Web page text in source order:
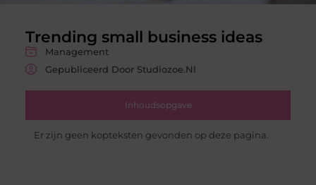
Trending small business ideas
Management
Gepubliceerd Door Studiozoe.nl
Inhoudsopgave
Er zijn geen kopteksten gevonden op deze pagina.